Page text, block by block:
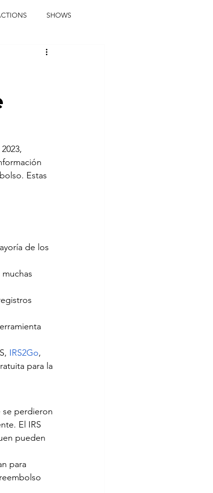
SHOWS
music journalist
Estas
de los
IRS2Go,
para la
se perdieron
El IRS
pueden
para